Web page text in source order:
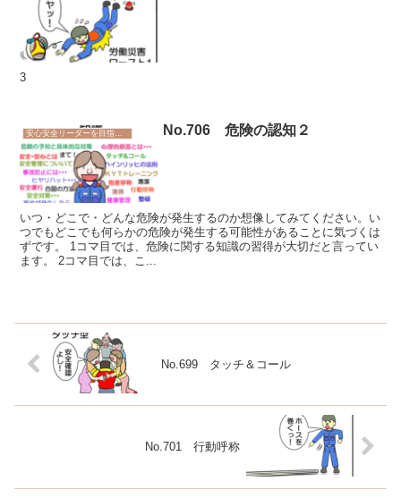
3
安心安全リーダーを目指そう No.706 危険の認知２
いつ・どこで・どんな危険が発生するのか想像してみてください。い
つでもどこでも何らかの危険が発生する可能性があることに気づくは
ずです。 1コマ目では、危険に関する知識の習得が大切だと言ってい
ます。 2コマ目では、こ...
No.699 タッチ＆コール
No.701 行動呼称